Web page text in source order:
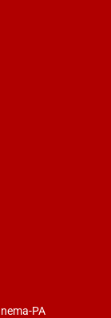
PA